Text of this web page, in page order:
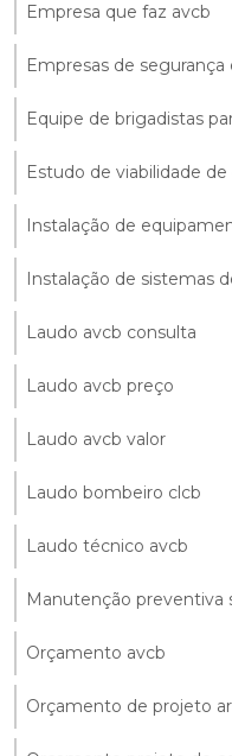
Empresa que faz avcb
Empresas de
Equipe de brigadistas
Estudo de viabilidade
Instalação de
Instalação de sistemas
Laudo avcb consulta
Laudo avcb preço
Laudo avcb valor
Laudo bombeiro clcb
Laudo técnico avcb
Manutenção preventiva
Orçamento avcb
Orçamento de projeto